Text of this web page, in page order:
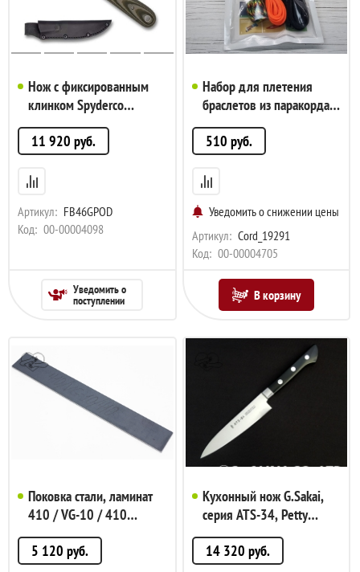
Нож с фиксированным
клинком Spyderco
Bowriver, OD Green and
Grey G-10 Handles,
8Cr13MoV, Plain, арт.
FB46GPOD
11 920 руб.
Артикул: FB46GPOD
Код: 00-00004098
Уведомить о
поступлении
Набор для плетения
браслетов из паракорда
Cord, Color (Цветной), арт.
Cord_19291
510 руб.
Уведомить о снижении цены
Артикул: Cord_19291
Код: 00-00004705
В корзину
Поковка стали, ламинат
410 / VG-10 / 410
4x40x300мм без ТО
5 120 руб.
Кухонный нож G.Sakai,
серия ATS-34, Petty
120мм, арт. 10815
14 320 руб.